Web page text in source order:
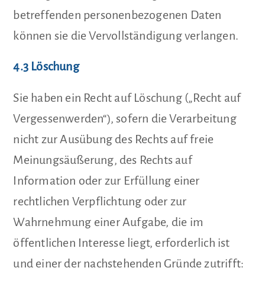
betreffenden personenbezogenen Daten
können sie die Vervollständigung verlangen.
4.3 Löschung
Sie haben ein Recht auf Löschung („Recht auf
Vergessenwerden“), sofern die Verarbeitung
nicht zur Ausübung des Rechts auf freie
Meinungsäußerung, des Rechts auf
Information oder zur Erfüllung einer
rechtlichen Verpflichtung oder zur
Wahrnehmung einer Aufgabe, die im
öffentlichen Interesse liegt, erforderlich ist
und einer der nachstehenden Gründe zutrifft: